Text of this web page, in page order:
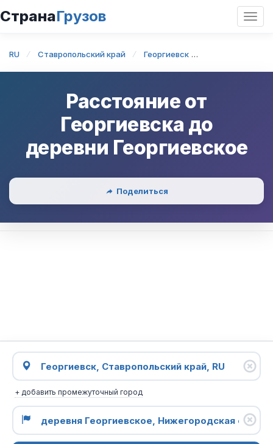
СтранаГрузов
RU Ставропольский край Георгиевск
Расстояние от
Георгиевска до
деревни Георгиевское
Поделиться
+ добавить промежуточный город